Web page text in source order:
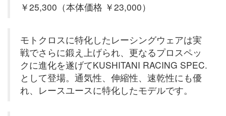
￥25,300（本体価格 ￥23,000）
モトクロスに特化したレーシングウェアは実
戦でさらに鍛え上げられ、更なるプロスペッ
クに進化を遂げてKUSHITANI RACING SPEC.
として登場。通気性、伸縮性、速乾性にも優
れ、レースユースに特化したモデルです。